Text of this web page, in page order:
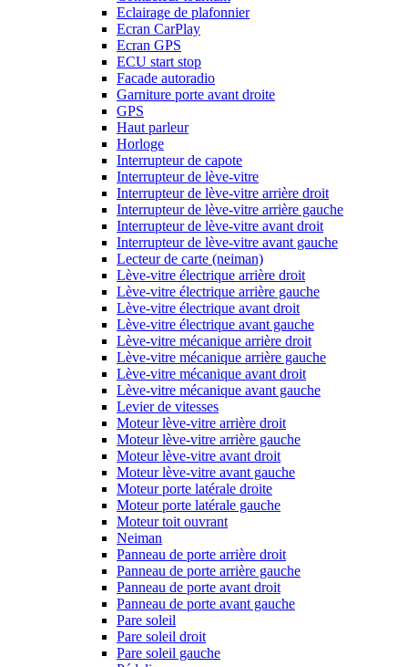
Eclairage de plafonnier
Ecran CarPlay
Ecran GPS
ECU start stop
Facade autoradio
Garniture porte avant droite
GPS
Haut parleur
Horloge
Interrupteur de capote
Interrupteur de lève-vitre
Interrupteur de lève-vitre arrière droit
Interrupteur de lève-vitre arrière gauche
Interrupteur de lève-vitre avant droit
Interrupteur de lève-vitre avant gauche
Lecteur de carte (neiman)
Lève-vitre électrique arrière droit
Lève-vitre électrique arrière gauche
Lève-vitre électrique avant droit
Lève-vitre électrique avant gauche
Lève-vitre mécanique arrière droit
Lève-vitre mécanique arrière gauche
Lève-vitre mécanique avant droit
Lève-vitre mécanique avant gauche
Levier de vitesses
Moteur lève-vitre arrière droit
Moteur lève-vitre arrière gauche
Moteur lève-vitre avant droit
Moteur lève-vitre avant gauche
Moteur porte latérale droite
Moteur porte latérale gauche
Moteur toit ouvrant
Neiman
Panneau de porte arrière droit
Panneau de porte arrière gauche
Panneau de porte avant droit
Panneau de porte avant gauche
Pare soleil
Pare soleil droit
Pare soleil gauche